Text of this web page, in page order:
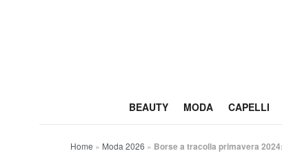
BEAUTY MODA CAPELLI
Home » Moda 2026 » Borse a tracolla primavera